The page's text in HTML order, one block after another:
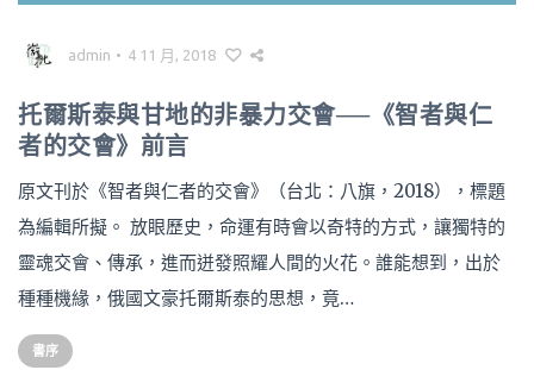
admin • 4 11 月, 2018
托爾斯泰與甘地的非暴力交會──《智者與仁
者的交會》前言
原文刊於《智者與仁者的交會》（台北：八旗，2018），標題
為編輯所擬。 放眼歷史，命運有時會以奇特的方式，讓獨特的
靈魂交會、傳承，進而迸發照耀人間的火花。誰能想到，出於
種種機緣，俄國文豪托爾斯泰的思想，竟…
書序